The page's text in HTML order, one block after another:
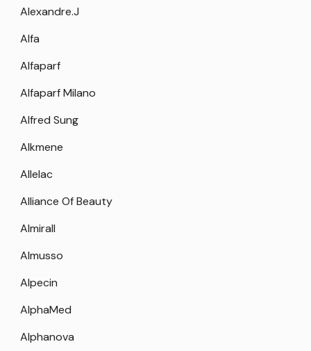
Alexandre.J
Alfa
Alfaparf
Alfaparf Milano
Alfred Sung
Alkmene
Allelac
Alliance Of Beauty
Almirall
Almusso
Alpecin
AlphaMed
Alphanova